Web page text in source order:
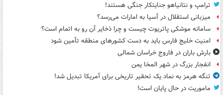
ترامپ و نتانیاهو جنایتکار جنگی هستند!
میزبانی استقلال در آسیا به امارات می‌رسد؟
سامانه موشکی پاتریوت چیست و چرا ذخایر آن رو به اتمام است؟
امنیت خلیج فارس باید به دست کشورهای منطقه تأمین شود
بارش باران در فاروج خراسان شمالی
انفجار بزرگ در شهر المخا یمن
تنگه هرمز به نماد یک تحقیر تاریخی برای آمریکا تبدیل شد!
ماموریت در حال پایان است!